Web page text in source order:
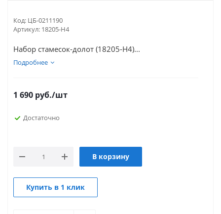
Код: ЦБ-0211190
Артикул: 18205-H4
Набор стамесок-долот (18205-H4)...
Подробнее
1 690 руб./шт
Достаточно
В корзину
Купить в 1 клик